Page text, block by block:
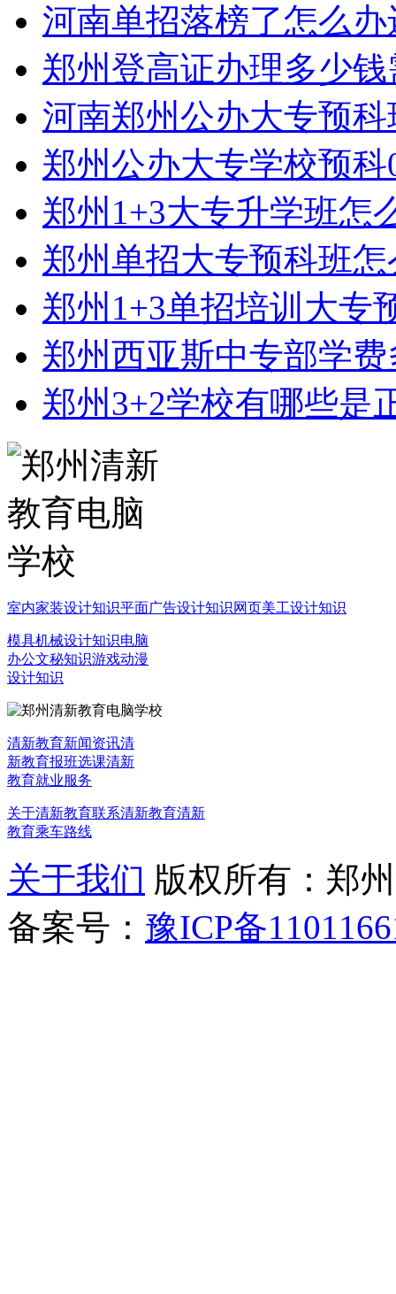
河南单招落榜了怎么
郑州登高证办理多少
河南郑州公办大专预
郑州公办大专学校预
郑州1+3大专升学班怎
郑州单招大专预科班
郑州1+3单招培训大专
郑州西亚斯中专部学
郑州3+2学校有哪些是
室内家装设计知识平面广告设计知识网页美工设计知识
模具机械设计知识电脑
办公文秘知识游戏动漫
设计知识
清新教育新闻资讯清
新教育报班选课清新
教育就业服务
关于清新教育联系清新教育清新
教育乘车路线
关于我们 版权所有：郑
备案号： 豫ICP备